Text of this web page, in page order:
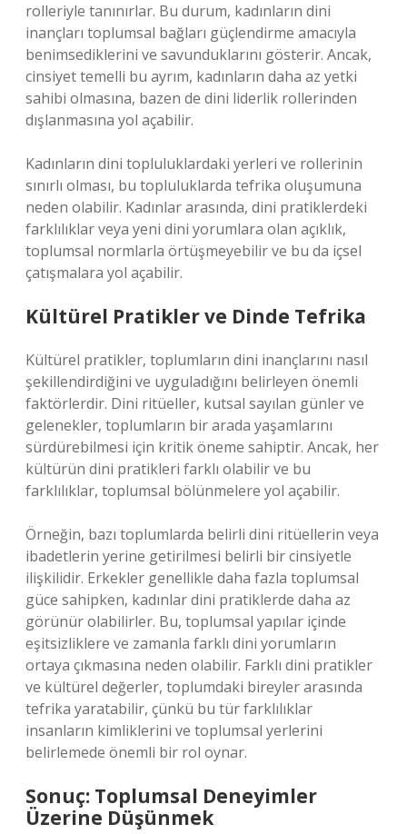
rolleriyle tanınırlar. Bu durum, kadınların dini
inançları toplumsal bağları güçlendirme amacıyla
benimsediklerini ve savunduklarını gösterir. Ancak,
cinsiyet temelli bu ayrım, kadınların daha az yetki
sahibi olmasına, bazen de dini liderlik rollerinden
dışlanmasına yol açabilir.
Kadınların dini topluluklardaki yerleri ve rollerinin
sınırlı olması, bu topluluklarda tefrika oluşumuna
neden olabilir. Kadınlar arasında, dini pratiklerdeki
farklılıklar veya yeni dini yorumlara olan açıklık,
toplumsal normlarla örtüşmeyebilir ve bu da içsel
çatışmalara yol açabilir.
Kültürel Pratikler ve Dinde Tefrika
Kültürel pratikler, toplumların dini inançlarını nasıl
şekillendirdiğini ve uyguladığını belirleyen önemli
faktörlerdir. Dini ritüeller, kutsal sayılan günler ve
gelenekler, toplumların bir arada yaşamlarını
sürdürebilmesi için kritik öneme sahiptir. Ancak, her
kültürün dini pratikleri farklı olabilir ve bu
farklılıklar, toplumsal bölünmelere yol açabilir.
Örneğin, bazı toplumlarda belirli dini ritüellerin veya
ibadetlerin yerine getirilmesi belirli bir cinsiyetle
ilişkilidir. Erkekler genellikle daha fazla toplumsal
güce sahipken, kadınlar dini pratiklerde daha az
görünür olabilirler. Bu, toplumsal yapılar içinde
eşitsizliklere ve zamanla farklı dini yorumların
ortaya çıkmasına neden olabilir. Farklı dini pratikler
ve kültürel değerler, toplumdaki bireyler arasında
tefrika yaratabilir, çünkü bu tür farklılıklar
insanların kimliklerini ve toplumsal yerlerini
belirlemede önemli bir rol oynar.
Sonuç: Toplumsal Deneyimler
Üzerine Düşünmek